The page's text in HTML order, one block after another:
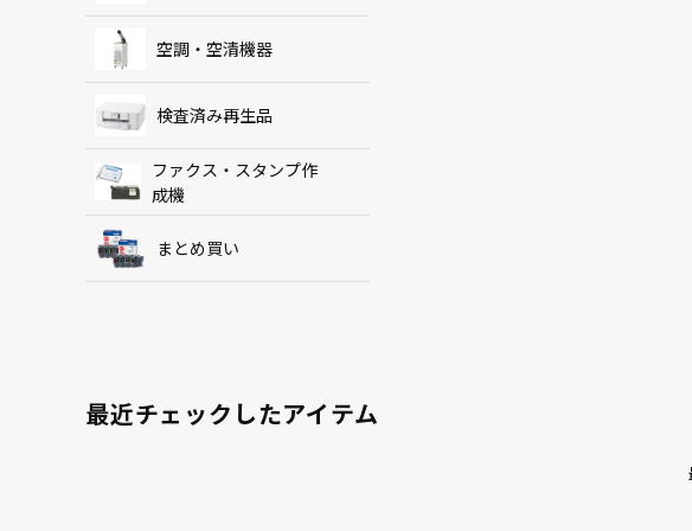
空調・空清機器
検査済み再生品
ファクス・スタンプ作
成機
まとめ買い
最近チェックしたアイテム